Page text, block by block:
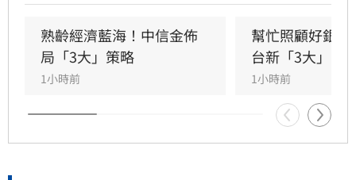
控總經理林維俊指出，論壇邁入第五年，致力協
助企業將永續轉化為國際競爭力。會中上銀、強
茂、宏碁及金寶等指標企業分享低碳實踐經驗。
台新新光金控憑藉優異的永續績效，不僅連續三
年獲標普全球永續年鑑銀行業全球前1%，更獲
MSCI ESG AAA最高評級，展現其帶領產業接軌
熟齡經濟藍海！中信金佈
局「3大」策略
1小時前
幫忙照顧好銀
台新「3大」防
1小時前